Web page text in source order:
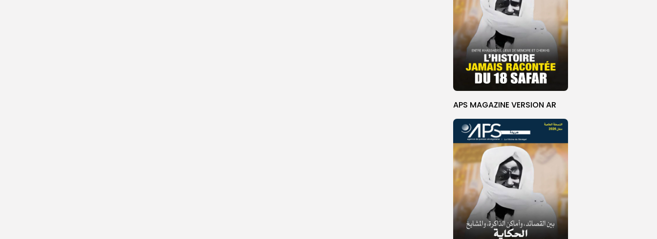
APS MAGAZINE VERSION AR